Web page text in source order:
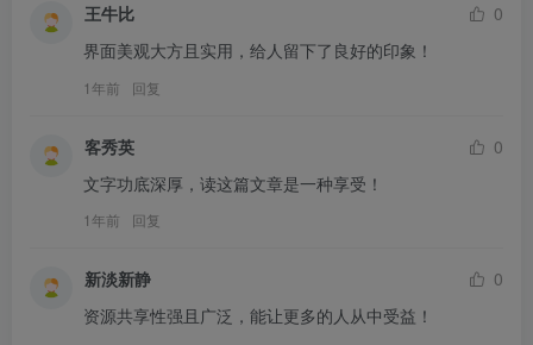
王牛比
0
界面美观大方且实用，给人留下了良好的印象！
1年前 回复
客秀英
0
文字功底深厚，读这篇文章是一种享受！
1年前 回复
新淡新静
0
资源共享性强且广泛，能让更多的人从中受益！